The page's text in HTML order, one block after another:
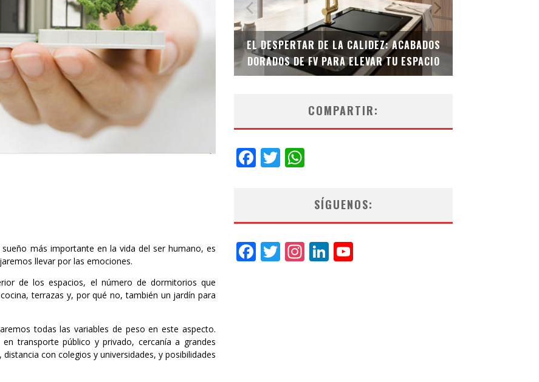
más importante en la vida del ser humano, es
llevar por las emociones.
de los espacios, el número de dormitorios que
terrazas y, por qué no, también un jardín para
todas las variables de peso en este aspecto.
transporte público y privado, cercanía a grandes
con colegios y universidades, y posibilidades
SAINT-GOBAIN IMPTEK – XI CONVENCIÓN
INTERNACIONAL
EL DESPERTAR DE LA CALIDEZ: ACABADOS
DORADOS DE FV PARA ELEVAR TU ESPACIO
COMPARTIR:
Facebook
Twitter
SÍGUENOS:
Facebook
Twitter
Instagram
LinkedIn